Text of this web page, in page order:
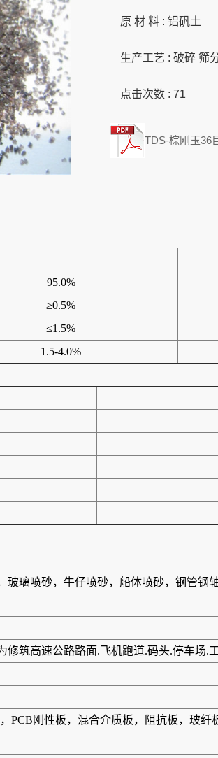
原 材 料 : 铝矾土
生产工艺 : 破碎 筛
点击次数 : 71
TDS-棕刚玉36
95.0%
≥0.5%
≤1.5%
1.5-4.0%
璃喷砂，牛仔喷砂，船体喷砂，钢管
筑高速公路路面.飞机跑道.码头.停车场.
PCB刚性板，混合介质板，阻抗板，玻